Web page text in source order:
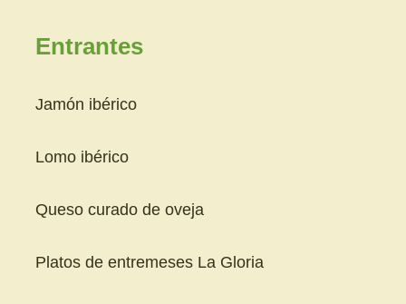
Entrantes
Jamón ibérico
Lomo ibérico
Queso curado de oveja
Platos de entremeses La Gloria